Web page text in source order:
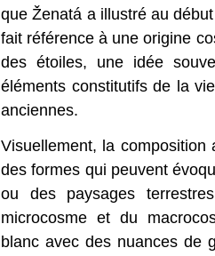
que Ženatá a illustré au
fait référence à une origine
des étoiles, une idée
éléments constitutifs de la
anciennes.
Visuellement, la composition
des formes qui peuvent
ou des paysages
microcosme et du
blanc avec des nuances de